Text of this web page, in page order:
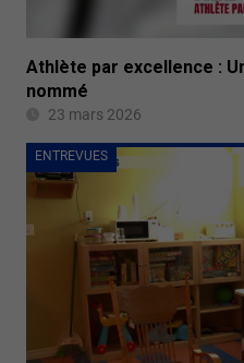
Athlète par excellence :
nommé
23 mars 2026
ENTREVUES